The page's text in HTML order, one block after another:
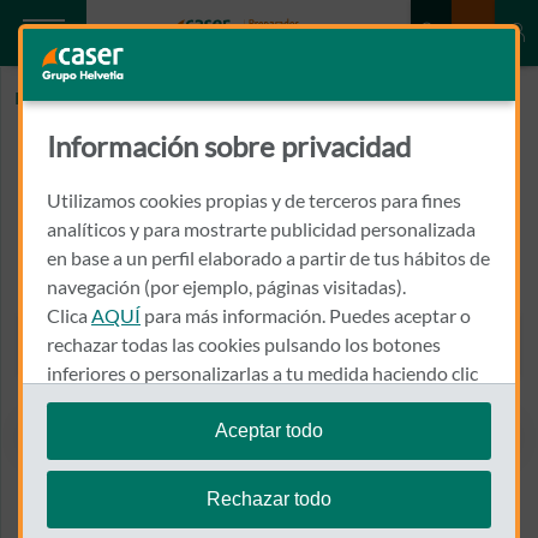
Inicio CENTRO ODONTOLOGICO BOCAS SANAS
CENTRO ODONTOLOGICO
BOCAS SANAS
CALLE DE IRUNLARREA, 15
31008 - PAMPLONA
948 480 008
Llamar a CENTRO
Ver el mapa en Google Maps
Información sobre privacidad
Utilizamos cookies propias y de terceros para fines
analíticos y para mostrarte publicidad personalizada
en base a un perfil elaborado a partir de tus hábitos de
navegación (por ejemplo, páginas visitadas).
Clica AQUÍ para más información. Puedes aceptar o
rechazar todas las cookies pulsando los botones
inferiores o personalizarlas a tu medida haciendo clic
en"configurar cookies".
Te recordamos que puedes modificar tus ajustes de
cookies en cualquier momento en la sección
Aceptar todo
Rechazar todo